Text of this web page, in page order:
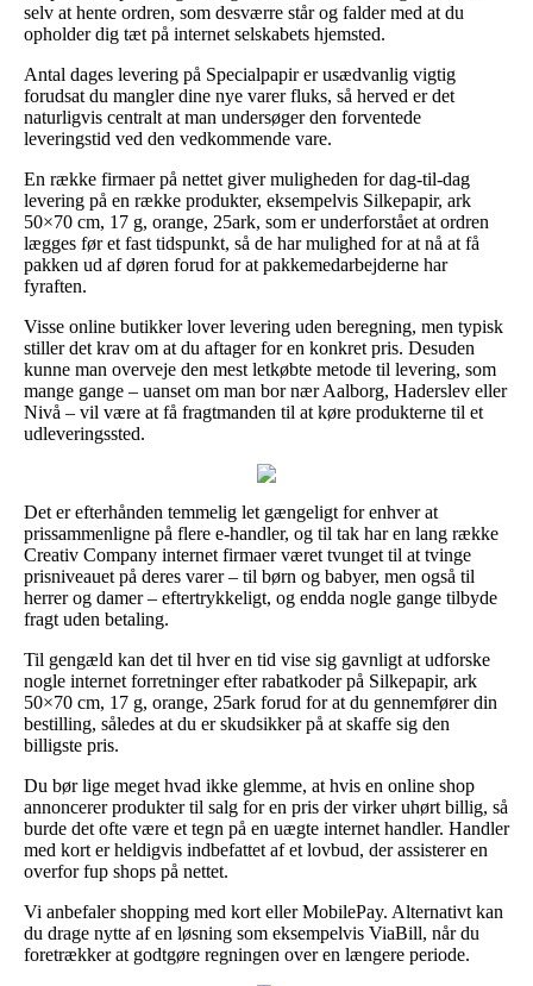
selv at hente ordren, som desværre står og falder med at du
opholder dig tæt på internet selskabets hjemsted.
Antal dages levering på Specialpapir er usædvanlig vigtig
forudsat du mangler dine nye varer fluks, så herved er det
naturligvis centralt at man undersøger den forventede
leveringstid ved den vedkommende vare.
En række firmaer på nettet giver muligheden for dag-til-dag
levering på en række produkter, eksempelvis Silkepapir, ark
50×70 cm, 17 g, orange, 25ark, som er underforstået at ordren
lægges før et fast tidspunkt, så de har mulighed for at nå at få
pakken ud af døren forud for at pakkemedarbejderne har
fyraften.
Visse online butikker lover levering uden beregning, men typisk
stiller det krav om at du aftager for en konkret pris. Desuden
kunne man overveje den mest letkøbte metode til levering, som
mange gange – uanset om man bor nær Aalborg, Haderslev eller
Nivå – vil være at få fragtmanden til at køre produkterne til et
udleveringssted.
Det er efterhånden temmelig let gængeligt for enhver at
prissammenligne på flere e-handler, og til tak har en lang række
Creativ Company internet firmaer været tvunget til at tvinge
prisniveauet på deres varer – til børn og babyer, men også til
herrer og damer – eftertrykkeligt, og endda nogle gange tilbyde
fragt uden betaling.
Til gengæld kan det til hver en tid vise sig gavnligt at udforske
nogle internet forretninger efter rabatkoder på Silkepapir, ark
50×70 cm, 17 g, orange, 25ark forud for at du gennemfører din
bestilling, således at du er skudsikker på at skaffe sig den
billigste pris.
Du bør lige meget hvad ikke glemme, at hvis en online shop
annoncerer produkter til salg for en pris der virker uhørt billig, så
burde det ofte være et tegn på en uægte internet handler. Handler
med kort er heldigvis indbefattet af et lovbud, der assisterer en
overfor fup shops på nettet.
Vi anbefaler shopping med kort eller MobilePay. Alternativt kan
du drage nytte af en løsning som eksempelvis ViaBill, når du
foretrækker at godtgøre regningen over en længere periode.